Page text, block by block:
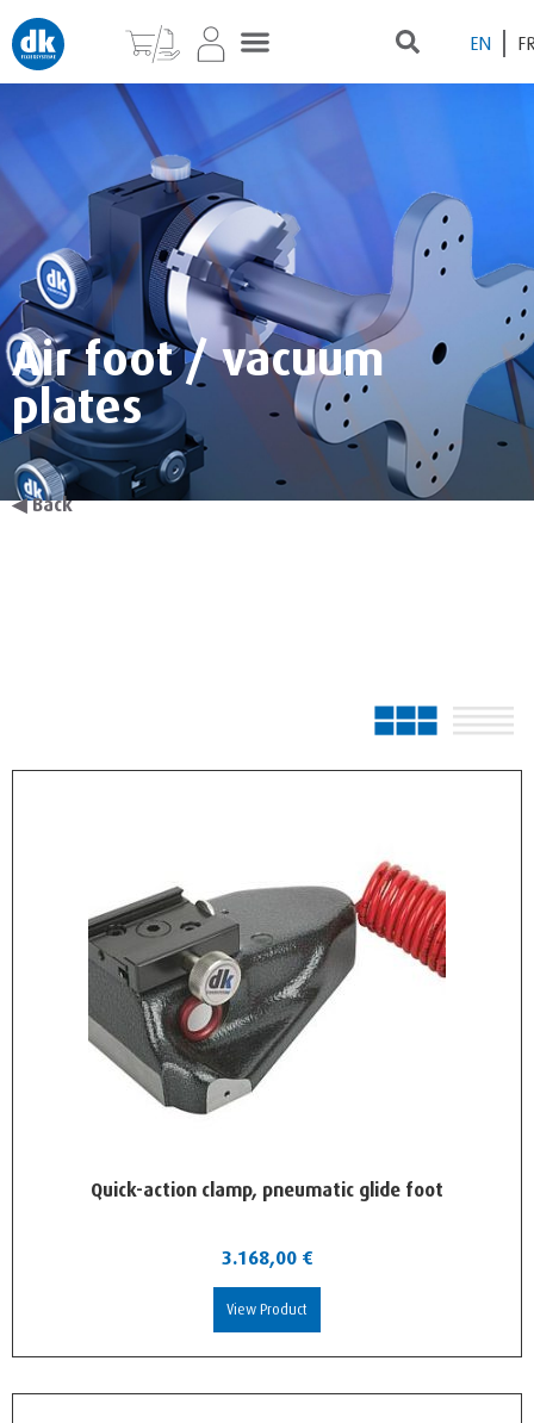
EN
Air foot / vacuum
plates
◀ Back
Quick-action clamp, pneumatic glide foot
3.168,00 €
View Product